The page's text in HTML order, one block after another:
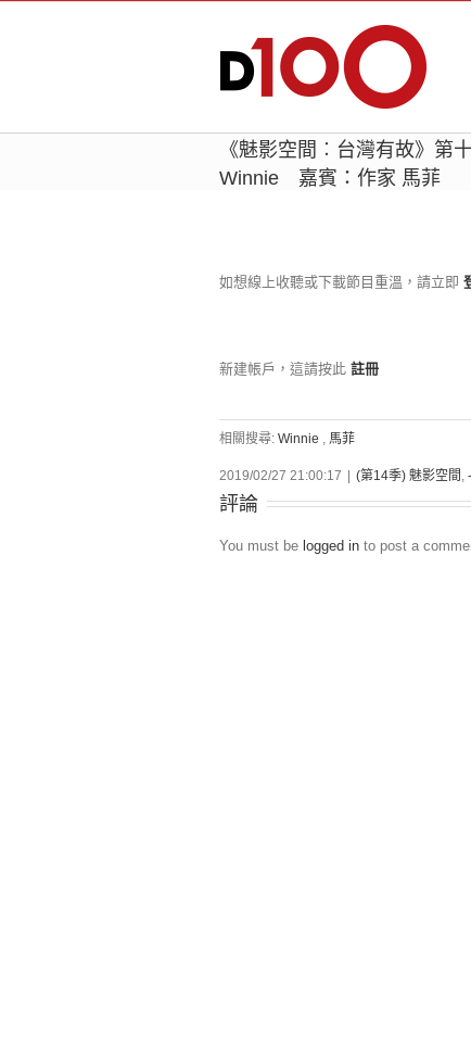
《魅影空間︰台灣有故》第
Winnie 嘉賓：作家 馬菲
如想線上收聽或下載節目重溫，請立即
新建帳戶，這請按此 註冊
相關搜尋: Winnie , 馬菲
2019/02/27 21:00:17 (第14季) 魅影空間 ,
評論
You must be logged in to post a